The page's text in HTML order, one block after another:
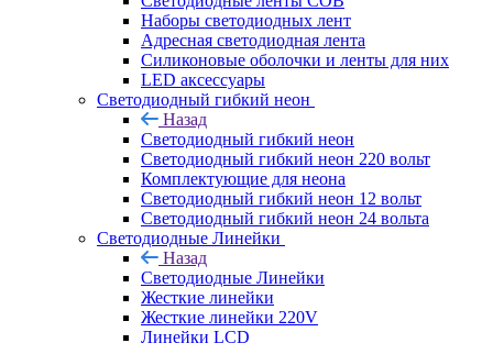
Наборы светодиодных лент
Адресная светодиодная лента
Силиконовые оболочки и ленты для них
LED аксессуары
Светодиодный гибкий неон
Назад
Светодиодный гибкий неон
Светодиодный гибкий неон 220 вольт
Комплектующие для неона
Светодиодный гибкий неон 12 вольт
Светодиодный гибкий неон 24 вольта
Светодиодные Линейки
Назад
Светодиодные Линейки
Жесткие линейки
Жесткие линейки 220V
Линейки LCD